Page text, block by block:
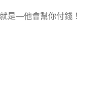
是—他會幫你付錢！